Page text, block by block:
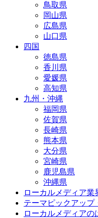
鳥取県
岡山県
広島県
山口県
四国
徳島県
香川県
愛媛県
高知県
九州・沖縄
福岡県
佐賀県
長崎県
熊本県
大分県
宮崎県
鹿児島県
沖縄県
ローカルメディア業
テーマピックアップ
ローカルメディアの